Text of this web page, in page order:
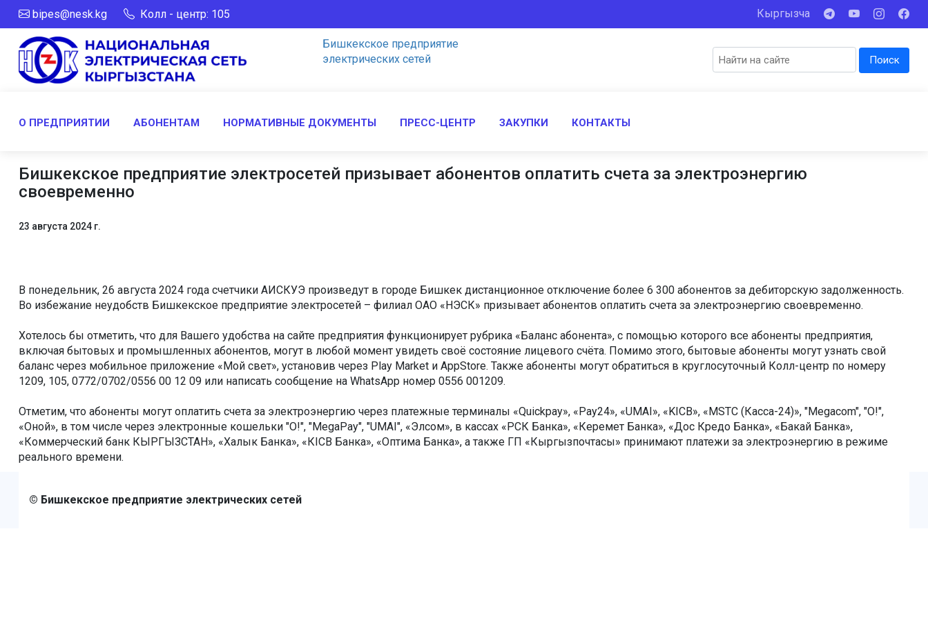
bipes@nesk.kg Колл - центр: 105 Кыргызча
Бишкекcкое предприятие
электрических сетей
Поиск
О ПРЕДПРИЯТИИ АБОНЕНТАМ НОРМАТИВНЫЕ ДОКУМЕНТЫ ПРЕСС-ЦЕНТР ЗАКУПКИ КОНТАКТЫ
Бишкекское предприятие электросетей призывает абонентов оплатить счета за электроэнергию
своевременно
23 августа 2024 г.
В понедельник, 26 августа 2024 года счетчики АИСКУЭ произведут в городе Бишкек дистанционное отключение более 6 300 абонентов за дебиторскую задолженность.
Во избежание неудобств Бишкекское предприятие электросетей – филиал ОАО «НЭСК» призывает абонентов оплатить счета за электроэнергию своевременно.
Хотелось бы отметить, что для Вашего удобства на сайте предприятия функционирует рубрика «Баланс абонента», с помощью которого все абоненты предприятия,
включая бытовых и промышленных абонентов, могут в любой момент увидеть своё состояние лицевого счёта. Помимо этого, бытовые абоненты могут узнать свой
баланс через мобильное приложение «Мой свет», установив через Play Market и AppStore. Также абоненты могут обратиться в круглосуточный Колл-центр по номеру
1209, 105, 0772/0702/0556 00 12 09 или написать сообщение на WhatsApp номер 0556 001209.
Отметим, что абоненты могут оплатить счета за электроэнергию через платежные терминалы «Quickpay», «Pay24», «UMAI», «KICB», «MSТС (Касса-24)», "Megacom", "О!",
«Оной», в том числе через электронные кошельки "О!", "MegaPay", "UMAI", «Элсом», в кассах «РСК Банка», «Керемет Банка», «Дос Кредо Банка», «Бакай Банка»,
«Коммерческий банк КЫРГЫЗСТАН», «Халык Банка», «КICВ Банка», «Оптима Банка», а также ГП «Кыргызпочтасы» принимают платежи за электроэнергию в режиме
реального времени.
© Бишкекcкое предприятие электрических сетей